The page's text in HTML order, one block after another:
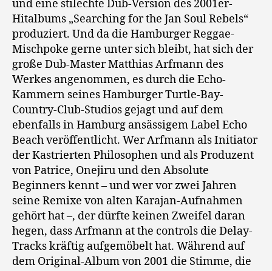
und eine stilechte Dub-Version des 2001er-
Hitalbums „Searching for the Jan Soul Rebels“
produziert. Und da die Hamburger Reggae-
Mischpoke gerne unter sich bleibt, hat sich der
große Dub-Master Matthias Arfmann des
Werkes angenommen, es durch die Echo-
Kammern seines Hamburger Turtle-Bay-
Country-Club-Studios gejagt und auf dem
ebenfalls in Hamburg ansässigem Label Echo
Beach veröffentlicht. Wer Arfmann als Initiator
der Kastrierten Philosophen und als Produzent
von Patrice, Onejiru und den Absolute
Beginners kennt – und wer vor zwei Jahren
seine Remixe von alten Karajan-Aufnahmen
gehört hat –, der dürfte keinen Zweifel daran
hegen, dass Arfmann at the controls die Delay-
Tracks kräftig aufgemöbelt hat. Während auf
dem Original-Album von 2001 die Stimme, die